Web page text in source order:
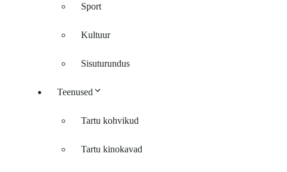
Sport
Kultuur
Sisuturundus
Teenused
Tartu kohvikud
Tartu kinokavad